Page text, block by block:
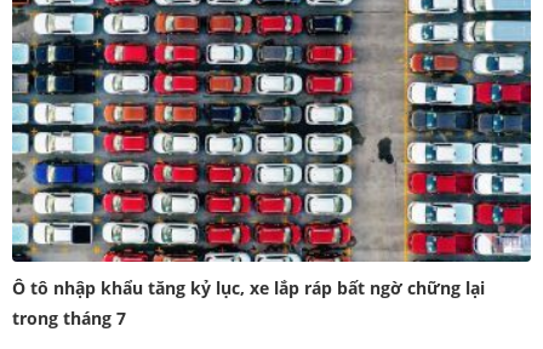
Ô tô nhập khẩu tăng kỷ lục, xe lắp ráp bất ngờ chững lại
trong tháng 7